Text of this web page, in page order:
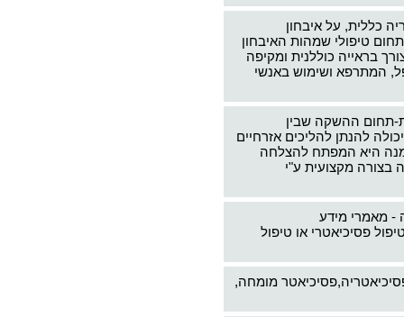
כללית, על איבחון
טיפולי שמהות האיבחון
בראייה כוללנית ומקיפה
המתרפא ושימוש באנשי
תחום ההשקה שבין
להנתן להליכים אזרחיים
היא המפתח להצלחה
בצורה מקצועית ע"י
- מאמרי מידע
פסיכיאטרי או טיפול
מומחה,